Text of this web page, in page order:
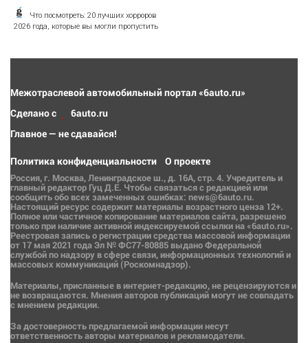
Что посмотреть: 20 лучших хорроров
2026 года, которые вы могли пропустить
Межотраслевой автомобильный портал «6auto.ru»
Сделано с
6auto.ru
Главное — не сдавайся!
Политика конфиденциальности О проекте
Россия, г. Москва, Ленинградское ш., д. 16А, стр. 4. Учредитель и
главный редактор Гуц Д.Е. Чтобы связаться с редакцией или
сообщить обо всех замеченных ошибках: news@6auto.ru.
Настоящий ресурс содержит материалы возрастного ценза 12+.
Полное или частичное копирование материалов сайта, разрешено
только при наличие активной индексируемой ссылки на «6auto.ru».
Реестровая запись о регистрации средства массовой информации
от 17 мая 2021 года Эл № ФС77-80885 выдано Федеральной
службой по надзору в сфере связи, информационных технологий и
массовых коммуникаций (Роскомнадзор).
Материалы, присланные в интернет-редакцию, не рецензируются и
не возвращаются. Мнения авторов публикаций могут не совпадать
с мнением редакции.
За достоверность предлагаемой информации несут
ответственность авторы материалов и рекламодатели.